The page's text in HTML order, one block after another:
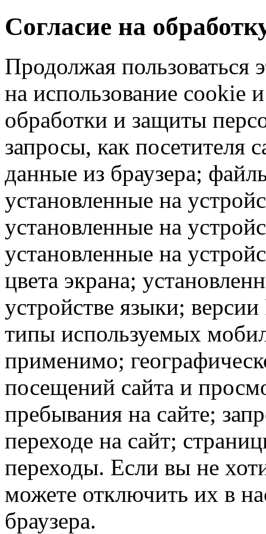
Согласие на
Продолжая пользоваться
на использование cookie
обработки и защиты
запросы, как посетителя
данные из браузера;
установленные на
установленные на
установленные на
цвета экрана;
устройстве языки;
типы используемых
применимо;
посещений сайта и
пребывания на сайте;
переходе на сайт;
переходы. Если вы не
можете отключить их в
браузера.